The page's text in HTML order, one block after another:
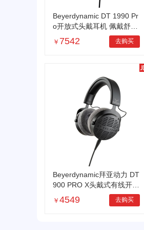
Beyerdynamic DT 1990 Pr
o开放式头戴耳机 佩戴舒适
声音纯净 Black DT 1990 P
RO
￥ 7542 去购买
Beyerdynamic拜亚动力 DT
900 PRO X头戴式有线开放
式音乐耳机 录音耳机 黑新
￥ 4549 去购买